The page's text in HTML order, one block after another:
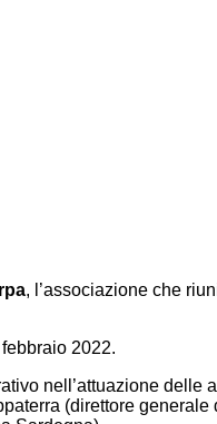
, l’associazione che
2022.
nell’attuazione
(direttore